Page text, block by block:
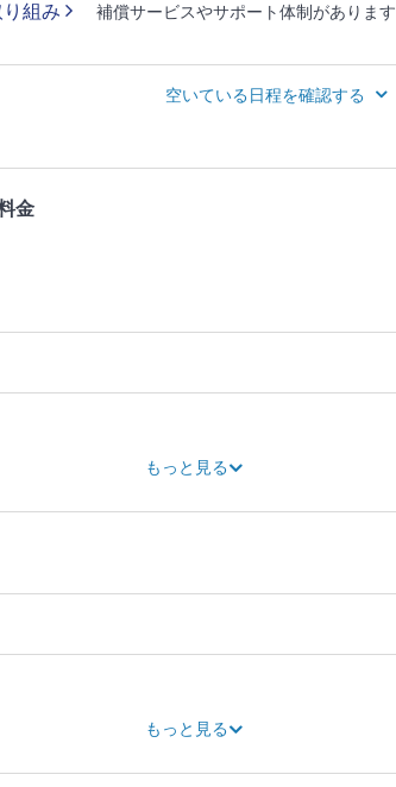
組み 補償サービスやサポート体制があります
空いている日程を確認する
金
もっと見る
もっと見る